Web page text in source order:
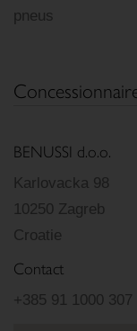
pneus
BENUSSI d.o.o.
Karlovacka 98
10250 Zagreb
Croatie
Contact
+385 91 1000 307